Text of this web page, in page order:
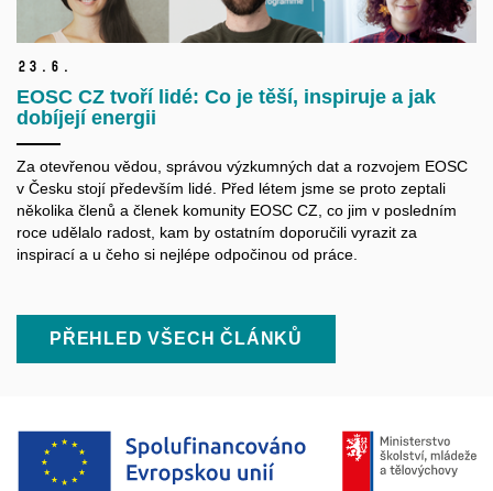
23. 6.
EOSC CZ tvoří lidé: Co je těší, inspiruje a jak
dobíjejí energii
Za otevřenou vědou, správou výzkumných dat a rozvojem EOSC
v Česku stojí především lidé. Před létem jsme se proto zeptali
několika členů a členek komunity EOSC CZ, co jim v posledním
roce udělalo radost, kam by ostatním doporučili vyrazit za
inspirací a u čeho si nejlépe odpočinou od práce.
PŘEHLED VŠECH ČLÁNKŮ